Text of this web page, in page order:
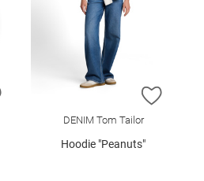
ZUR WUNSCHLISTE HINZUFÜGEN
ZUR
DENIM Tom Tailor
Hoodie "Peanuts"